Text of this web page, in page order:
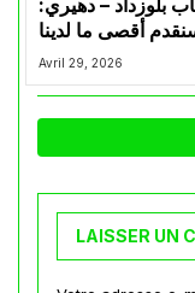
Avril 29, 2026
LAISSER UN